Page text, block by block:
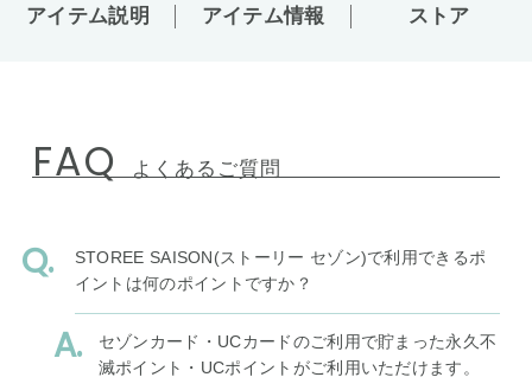
アイテム説明 アイテム情報 ストア
FAQ よくあるご質問
STOREE SAISON(ストーリー セゾン)で利用できるポ
イントは何のポイントですか？
セゾンカード・UCカードのご利用で貯まった永久不
滅ポイント・UCポイントがご利用いただけます。